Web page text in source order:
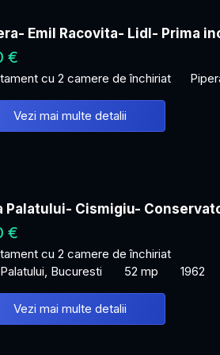
Emil Racovita- Lidl- Prima
€
cu 2 camere de închiriat
Vezi mai multe detalii
Palatului- Cismigiu-
€
cu 2 camere de închiriat
Bucuresti
52 mp 1962
Vezi mai multe detalii